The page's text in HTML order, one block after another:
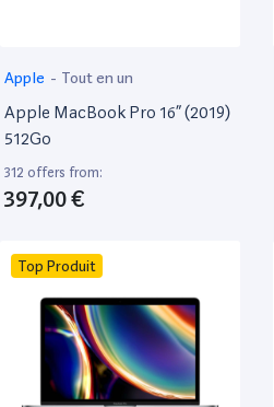
Apple - Tout en un
Apple MacBook Pro 16” (2019)
512Go
312 offers from:
397,00 €
Top Produit